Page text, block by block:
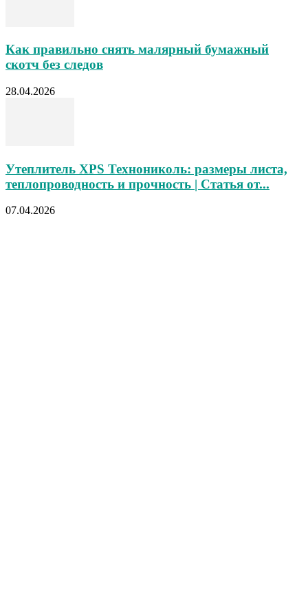
Как правильно снять малярный бумажный
скотч без следов
28.04.2026
Утеплитель XPS Технониколь: размеры листа,
теплопроводность и прочность | Статья от...
07.04.2026